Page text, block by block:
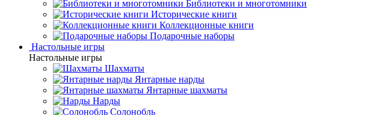
Библиотеки и многотомники
Исторические книги
Коллекционные книги
Подарочные наборы
Настольные игры
Настольные игры
Шахматы
Янтарные нарды
Янтарные шахматы
Нарды
Солонобль